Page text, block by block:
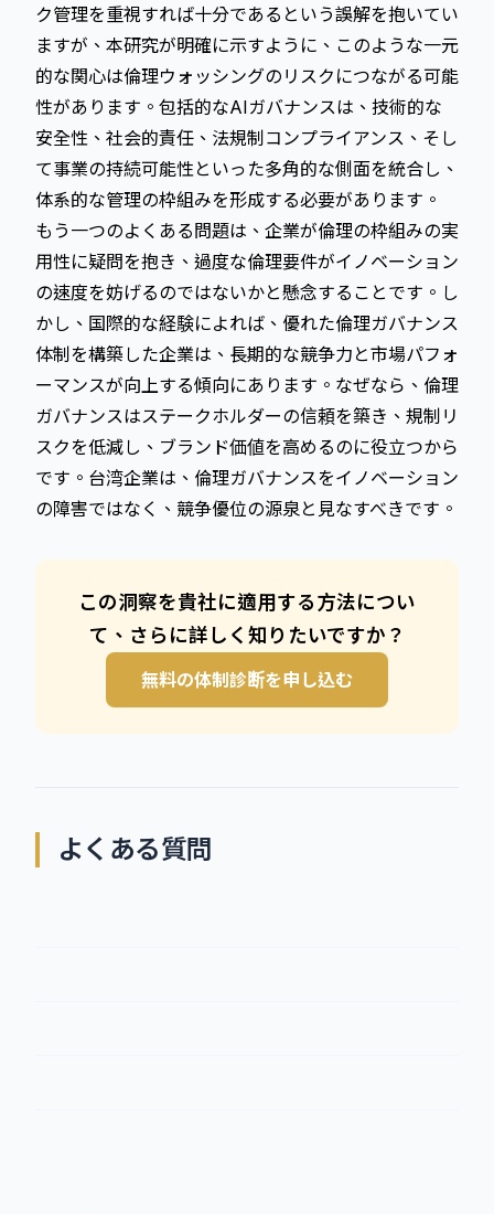
ク管理を重視すれば十分であるという誤解を抱いてい
ますが、本研究が明確に示すように、このような一元
的な関心は倫理ウォッシングのリスクにつながる可能
性があります。包括的なAIガバナンスは、技術的な
安全性、社会的責任、法規制コンプライアンス、そし
て事業の持続可能性といった多角的な側面を統合し、
体系的な管理の枠組みを形成する必要があります。
もう一つのよくある問題は、企業が倫理の枠組みの実
用性に疑問を抱き、過度な倫理要件がイノベーション
の速度を妨げるのではないかと懸念することです。し
かし、国際的な経験によれば、優れた倫理ガバナンス
体制を構築した企業は、長期的な競争力と市場パフォ
ーマンスが向上する傾向にあります。なぜなら、倫理
ガバナンスはステークホルダーの信頼を築き、規制リ
スクを低減し、ブランド価値を高めるのに役立つから
です。台湾企業は、倫理ガバナンスをイノベーション
の障害ではなく、競争優位の源泉と見なすべきです。
この洞察を貴社に適用する方法につい
て、さらに詳しく知りたいですか？
無料の体制診断を申し込む
よくある質問